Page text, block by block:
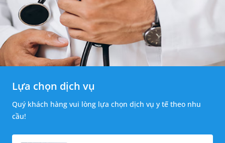
Lựa chọn dịch vụ
Quý khách hàng vui lòng lựa chọn dịch vụ y tế theo nhu
cầu!